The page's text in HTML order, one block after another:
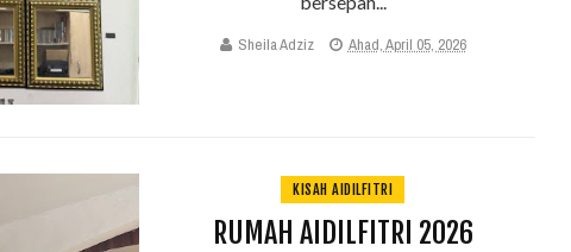
Sheila Adziz Ahad, April 05, 2026
KISAH AIDILFITRI
RUMAH AIDILFITRI 2026